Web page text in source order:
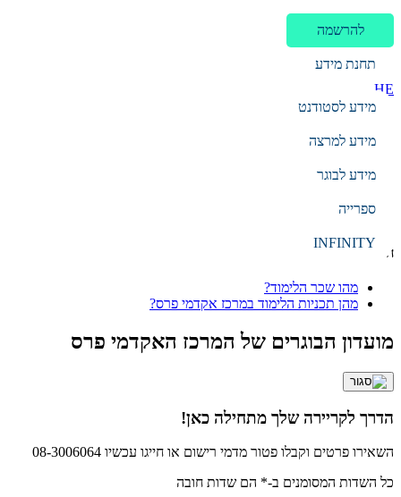
להרשמה
תחנת מידע
מידע לסטודנט
מידע למרצה
מידע לבוגר
ספרייה
INFINITY
HE
עברית
חיפושים נפוצים
מהו שכר הלימוד?
מהן תכניות הלימוד במרכז אקדמי פרס?
מועדון הבוגרים של המרכז האקדמי פרס
הדרך לקריירה שלך מתחילה כאן!
השאירו פרטים וקבלו פטור מדמי רישום או חייגו עכשיו 08-3006064
כל השדות המסומנים ב-* הם שדות חובה